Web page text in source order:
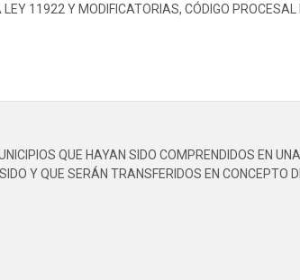
11922 Y MODIFICATORIAS, CÓDIGO
QUE HAYAN SIDO COMPRENDIDOS EN
Y QUE SERÁN TRANSFERIDOS EN